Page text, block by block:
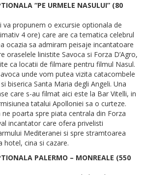
“PE URMELE NASULUI” (80
va propunem o excursie optionala de
4 ore) care are ca tematica celebrul
ocazia sa admiram peisaje incantatoare
oraselele linistite Savoca si Forza D’Agro,
ca locatii de filmare pentru filmul Nasul.
unde vom putea vizita catacombele
biserica Santa Maria degli Angeli. Una
care s-au filmat aici este la Bar Vitelli, in
tatalui Apolloniei sa o curteze.
ne poarta spre piata centrala din Forza
incantator care ofera privelisti
Mediteranei si spre stramtoarea
hotel, cina si cazare.
PALERMO – MONREALE (550